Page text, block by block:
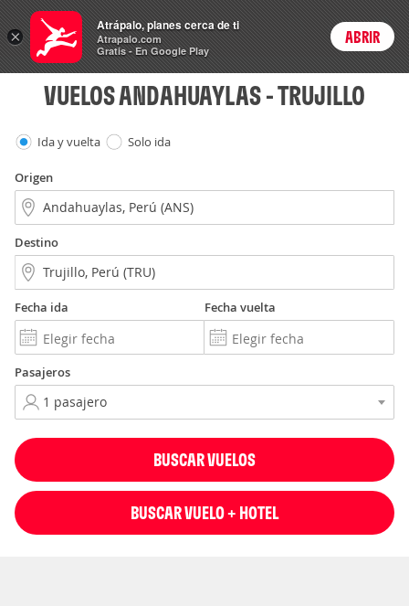
Vuelos Login
VUELOS ANDAHUAYLAS - TRUJILLO
Ida y vuelta Solo ida
Origen
Destino
Fecha ida Fecha vuelta
Pasajeros
BUSCAR VUELOS
BUSCAR VUELO + HOTEL
×
Atrápalo, planes cerca de ti
Atrapalo.com
Gratis - En Google Play
ABRIR